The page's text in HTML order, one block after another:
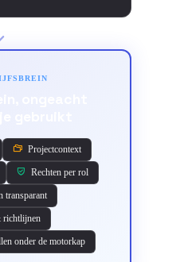
Projectcontext
Rechten per rol
transparant
onder de motorkap